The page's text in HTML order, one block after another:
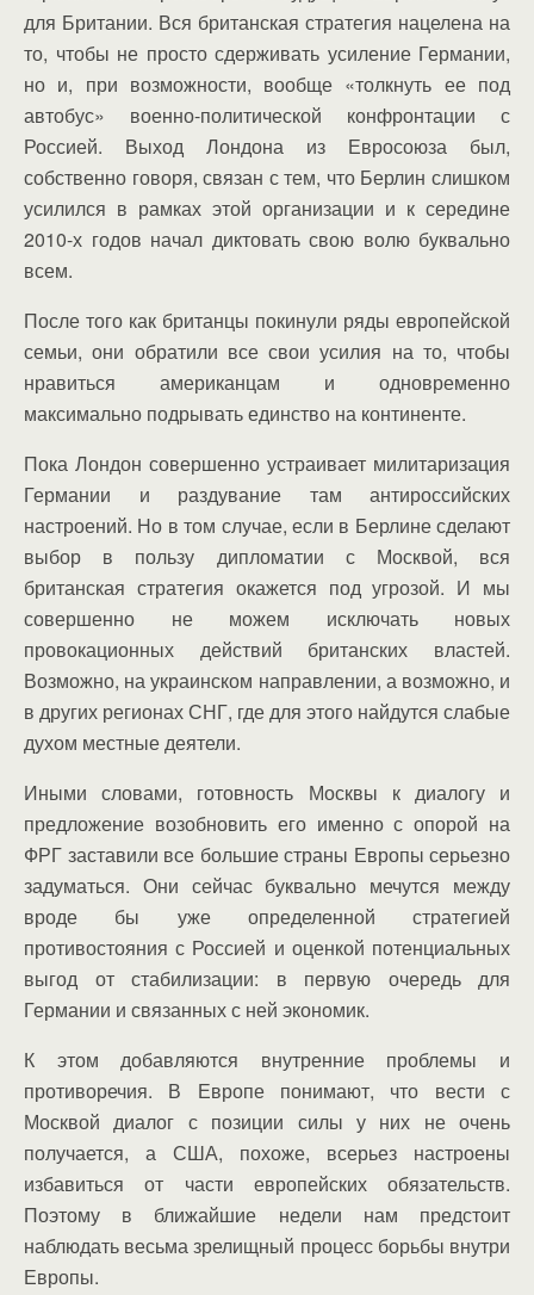
для Британии. Вся британская стратегия нацелена на
то, чтобы не просто сдерживать усиление Германии,
но и, при возможности, вообще «толкнуть ее под
автобус» военно-политической конфронтации с
Россией. Выход Лондона из Евросоюза был,
собственно говоря, связан с тем, что Берлин слишком
усилился в рамках этой организации и к середине
2010-х годов начал диктовать свою волю буквально
всем.
После того как британцы покинули ряды европейской
семьи, они обратили все свои усилия на то, чтобы
нравиться американцам и одновременно
максимально подрывать единство на континенте.
Пока Лондон совершенно устраивает милитаризация
Германии и раздувание там антироссийских
настроений. Но в том случае, если в Берлине сделают
выбор в пользу дипломатии с Москвой, вся
британская стратегия окажется под угрозой. И мы
совершенно не можем исключать новых
провокационных действий британских властей.
Возможно, на украинском направлении, а возможно, и
в других регионах СНГ, где для этого найдутся слабые
духом местные деятели.
Иными словами, готовность Москвы к диалогу и
предложение возобновить его именно с опорой на
ФРГ заставили все большие страны Европы серьезно
задуматься. Они сейчас буквально мечутся между
вроде бы уже определенной стратегией
противостояния с Россией и оценкой потенциальных
выгод от стабилизации: в первую очередь для
Германии и связанных с ней экономик.
К этом добавляются внутренние проблемы и
противоречия. В Европе понимают, что вести с
Москвой диалог с позиции силы у них не очень
получается, а США, похоже, всерьез настроены
избавиться от части европейских обязательств.
Поэтому в ближайшие недели нам предстоит
наблюдать весьма зрелищный процесс борьбы внутри
Европы.